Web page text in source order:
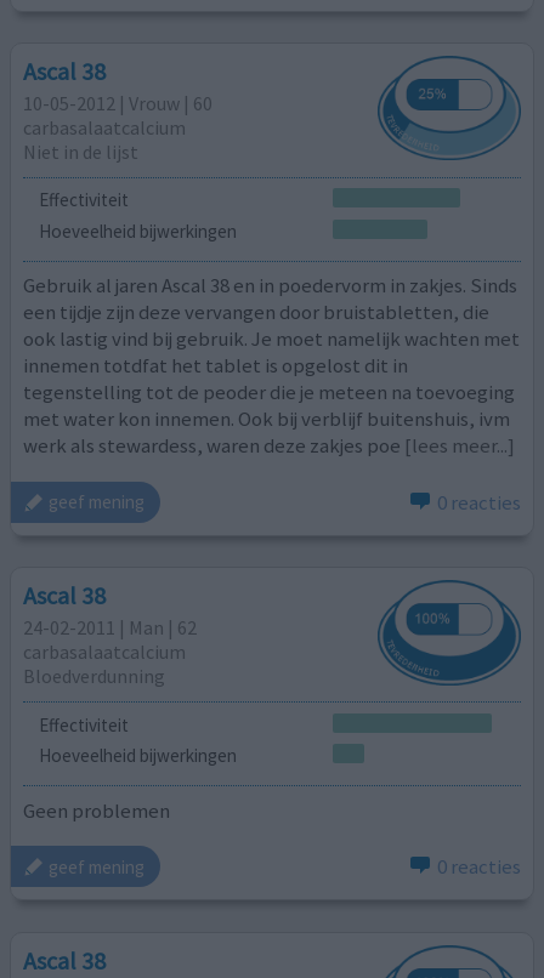
Ascal 38
10-05-2012 | Vrouw | 60
carbasalaatcalcium
Niet in de lijst
Effectiviteit
Hoeveelheid bijwerkingen
Gebruik al jaren Ascal 38 en in poedervorm in zakjes. Sinds
een tijdje zijn deze vervangen door bruistabletten, die
ook lastig vind bij gebruik. Je moet namelijk wachten met
innemen totdfat het tablet is opgelost dit in
tegenstelling tot de peoder die je meteen na toevoeging
met water kon innemen. Ook bij verblijf buitenshuis, ivm
werk als stewardess, waren deze zakjes poe [lees meer...]
geef mening 0 reacties
Ascal 38
24-02-2011 | Man | 62
carbasalaatcalcium
Bloedverdunning
Effectiviteit
Hoeveelheid bijwerkingen
Geen problemen
geef mening 0 reacties
Ascal 38